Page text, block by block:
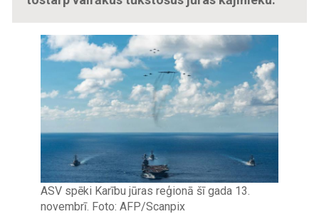
Image
ASV spēki Karību jūras reģionā šī gada 13.
novembrī. Foto: AFP/Scanpix